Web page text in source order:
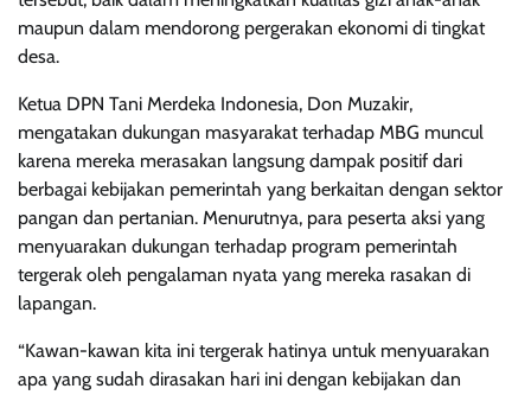
maupun dalam mendorong pergerakan ekonomi di tingkat
desa.
Ketua DPN Tani Merdeka Indonesia, Don Muzakir,
mengatakan dukungan masyarakat terhadap MBG muncul
karena mereka merasakan langsung dampak positif dari
berbagai kebijakan pemerintah yang berkaitan dengan sektor
pangan dan pertanian. Menurutnya, para peserta aksi yang
menyuarakan dukungan terhadap program pemerintah
tergerak oleh pengalaman nyata yang mereka rasakan di
lapangan.
“Kawan-kawan kita ini tergerak hatinya untuk menyuarakan
apa yang sudah dirasakan hari ini dengan kebijakan dan